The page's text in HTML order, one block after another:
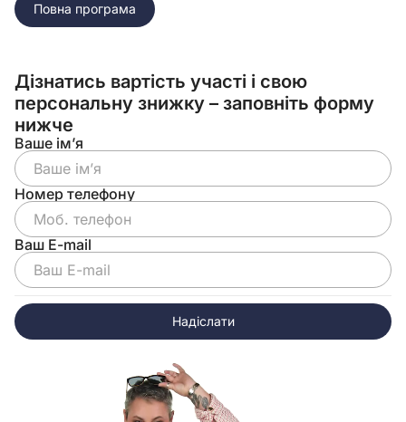
Повна програма
Дізнатись вартість участі і свою
персональну знижку – заповніть форму
нижче
Ваше ім’я
Номер телефону
Ваш E-mail
Надіслати